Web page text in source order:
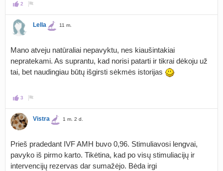
2
Lella 11 m.
Mano atveju natūraliai nepavyktu, nes kiaušintakiai
nepratekami. As suprantu, kad norisi patarti ir tikrai dėkoju už
tai, bet naudingiau būtų išgirsti sėkmės istorijas
3
Vistra 1 m. 2 d.
Prieš pradedant IVF AMH buvo 0,96. Stimuliavosi lengvai,
pavyko iš pirmo karto. Tikėtina, kad po visų stimuliacijų ir
intervencijų rezervas dar sumažėjo. Bėda irgi